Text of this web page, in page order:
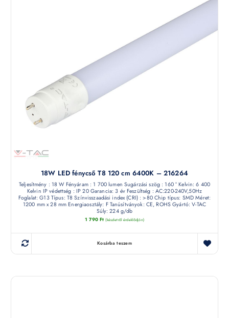
18W LED fénycső T8 120 cm 6400K – 216264
Teljesítmény : 18 W Fényáram : 1 700 lumen Sugárzási szög : 160 ° Kelvin: 6 400
Kelvin IP védettség : IP 20 Garancia: 3 év Feszültség : AC:220-240V,50Hz
Foglalat: G13 Típus: T8 Színvisszaadási index (CRI) : >80 Chip típus: SMD Méret:
1200 mm x 28 mm Energiaosztály: F Tanúsítványok: CE, ROHS Gyártó: V-TAC
Súly: 224 g/db
1 790 Ft (készletről érdeklődjön)
Kosárba teszem